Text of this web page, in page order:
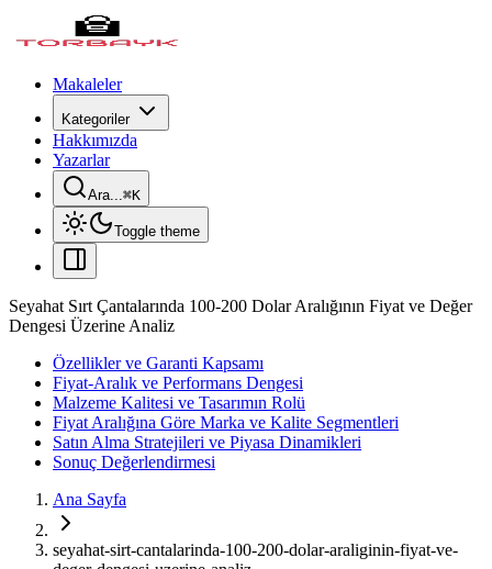
Makaleler
Kategoriler
Hakkımızda
Yazarlar
Ara...⌘K
Toggle theme
Seyahat Sırt Çantalarında 100-200 Dolar Aralığının Fiyat ve Değer
Dengesi Üzerine Analiz
Özellikler ve Garanti Kapsamı
Fiyat-Aralık ve Performans Dengesi
Malzeme Kalitesi ve Tasarımın Rolü
Fiyat Aralığına Göre Marka ve Kalite Segmentleri
Satın Alma Stratejileri ve Piyasa Dinamikleri
Sonuç Değerlendirmesi
Ana Sayfa
seyahat-sirt-cantalarinda-100-200-dolar-araliginin-fiyat-ve-